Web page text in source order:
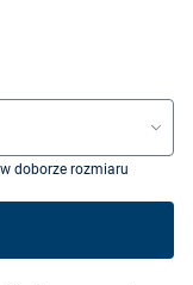
doborze rozmiaru